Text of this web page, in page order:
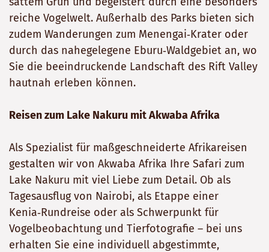
reiche Vogelwelt. Außerhalb des Parks bieten sich
zudem Wanderungen zum Menengai‑Krater oder
durch das nahegelegene Eburu‑Waldgebiet an, wo
Sie die beeindruckende Landschaft des Rift Valley
hautnah erleben können.
Reisen zum Lake Nakuru mit Akwaba Afrika
Als Spezialist für maßgeschneiderte Afrikareisen
gestalten wir von Akwaba Afrika Ihre Safari zum
Lake Nakuru mit viel Liebe zum Detail. Ob als
Tagesausflug von Nairobi, als Etappe einer
Kenia‑Rundreise oder als Schwerpunkt für
Vogelbeobachtung und Tierfotografie – bei uns
erhalten Sie eine individuell abgestimmte,